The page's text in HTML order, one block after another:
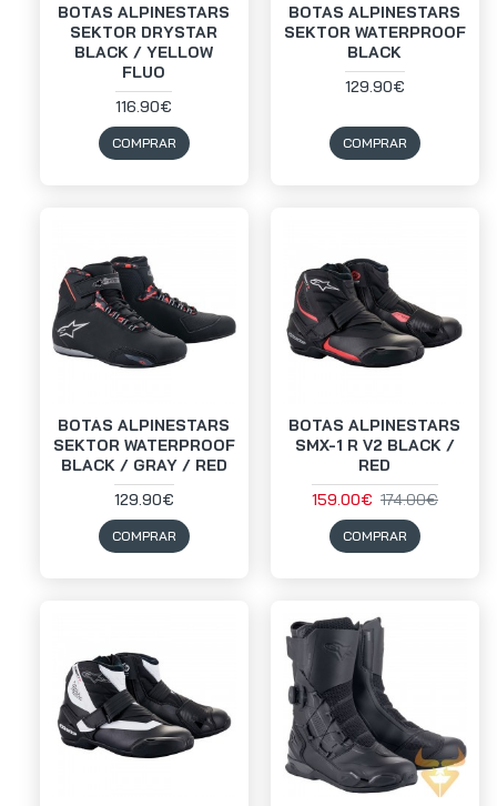
BOTAS ALPINESTARS
SEKTOR DRYSTAR
BLACK / YELLOW
FLUO
116.90€
COMPRAR
BOTAS ALPINESTARS
SEKTOR WATERPROOF
BLACK
129.90€
COMPRAR
BOTAS ALPINESTARS
SEKTOR WATERPROOF
BLACK / GRAY / RED
129.90€
COMPRAR
BOTAS ALPINESTARS
SMX-1 R V2 BLACK /
RED
159.00€ 174.00€
COMPRAR